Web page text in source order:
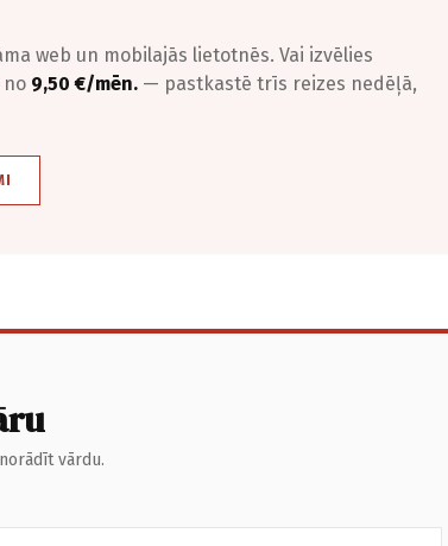
web un mobilajās lietotnēs. Vai izvēlies
no 9,50 €/mēn. — pastkastē trīs reizes nedēļā,
vārdu.